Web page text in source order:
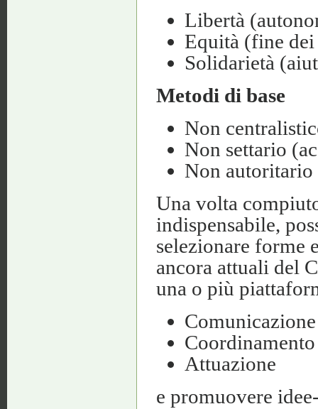
Libertà
Equità (fine
Solidarietà
Metodi di base
Non
Non settario
Non autoritario
Una volta
indispensabile,
selezionare forme
ancora attuali del
una o più
Comunicazione
Coordinamento
Attuazione
e promuovere